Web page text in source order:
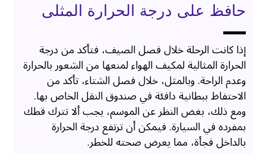
حافظ على درجة الحرارة المثلى
إذا كانت الرحلة خلال فصل الصيف، فتأكد من درجة
الحرارة المثالية لمكيف الهواء لمنعها من الشعور بالحرارة
وعدم الراحة. وبالمثل، خلال فصل الشتاء، تأكد من
الاحتفاظ ببطانية دافئة في صندوق النقل الخاص بها.
ومع ذلك، بغض النظر عن الموسم، يجب ألا تترك قطك
بمفرده في السيارة. فيمكن أن ترتفع درجة الحرارة
بالداخل فجأة، مما يعرض صحته للخطر.